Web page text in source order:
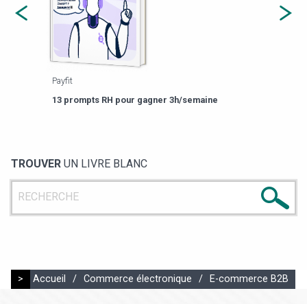
Payfit
13 prompts RH pour gagner 3h/semaine
TROUVER UN LIVRE BLANC
> Accueil / Commerce électronique / E-commerce B2B